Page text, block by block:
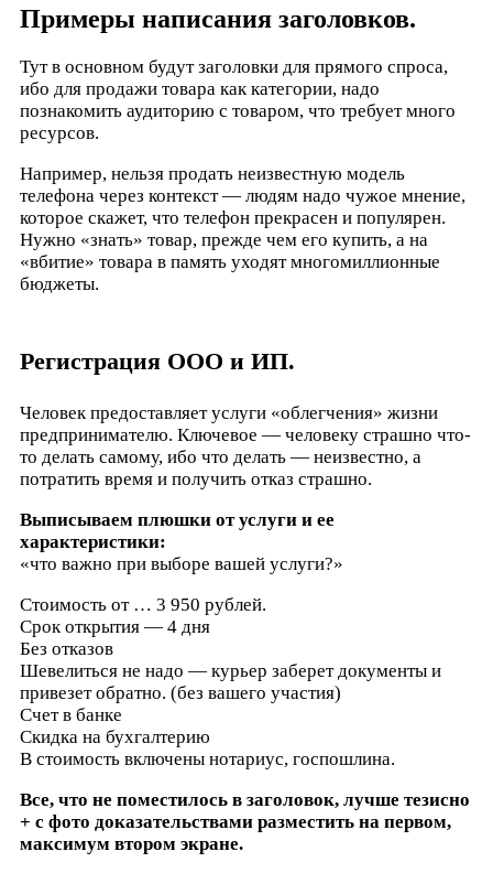
Примеры написания заголовков.
Тут в основном будут заголовки для прямого спроса,
ибо для продажи товара как категории, надо
познакомить аудиторию с товаром, что требует много
ресурсов.
Например, нельзя продать неизвестную модель
телефона через контекст — людям надо чужое мнение,
которое скажет, что телефон прекрасен и популярен.
Нужно «знать» товар, прежде чем его купить, а на
«вбитие» товара в память уходят многомиллионные
бюджеты.
Регистрация ООО и ИП.
Человек предоставляет услуги «облегчения» жизни
предпринимателю. Ключевое — человеку страшно что-
то делать самому, ибо что делать — неизвестно, а
потратить время и получить отказ страшно.
Выписываем плюшки от услуги и ее
характеристики:
«что важно при выборе вашей услуги?»
Стоимость от … 3 950 рублей.
Срок открытия — 4 дня
Без отказов
Шевелиться не надо — курьер заберет документы и
привезет обратно. (без вашего участия)
Счет в банке
Скидка на бухгалтерию
В стоимость включены нотариус, госпошлина.
Все, что не поместилось в заголовок, лучше тезисно
+ с фото доказательствами разместить на первом,
максимум втором экране.